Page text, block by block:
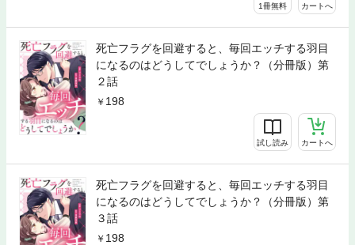
1冊無料 カートへ
死亡フラグを回避すると、毎回エッチする羽目
になるのはどうしてでしょうか？（分冊版）第
２話
198
試し読み カートへ
死亡フラグを回避すると、毎回エッチする羽目
になるのはどうしてでしょうか？（分冊版）第
３話
198